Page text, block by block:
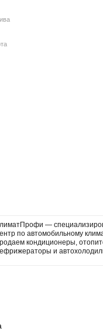
—
по автомобильному
кондиционеры,
и